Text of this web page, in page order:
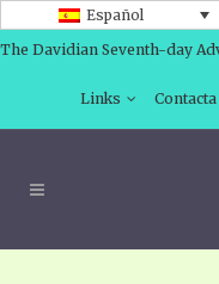
Español
The Davidian Seventh-day
Links